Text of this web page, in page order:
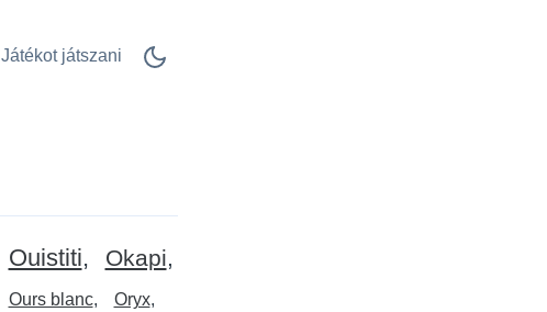
Játékot játszani
Ouistiti
Okapi
Ours blanc Oryx